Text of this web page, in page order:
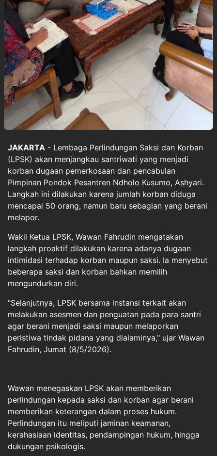
JAKARTA - Lembaga Perlindungan Saksi dan Korban
(LPSK) akan menjangkau santriwati yang menjadi
korban dugaan pemerkosaan dan pencabulan
Pimpinan Pondok Pesantren Ndholo Kusumo, Ashyari.
Langkah ini dilakukan karena jumlah korban diduga
mencapai 50 orang, namun baru sebagian yang berani
melapor.
Wakil Ketua LPSK, Wawan Fahrudin mengatakan
langkah proaktif dilakukan karena adanya dugaan
intimidasi terhadap korban maupun saksi. Ia menyebut
beberapa saksi dan korban bahkan memilih
mengundurkan diri.
"Selanjutnya, LPSK bersama instansi terkait akan
melakukan asesmen dan penguatan pada para santri
agar berani menjadi saksi maupun melaporkan
peristiwa tindak pidana yang dialaminya," ujar Wawan
Fahrudin, Jumat (8/5/2026).
Wawan menegaskan LPSK akan memberikan
perlindungan kepada saksi dan korban agar berani
memberikan keterangan dalam proses hukum.
Perlindungan itu meliputi jaminan keamanan,
kerahasiaan identitas, pendampingan hukum, hingga
dukungan psikologis.